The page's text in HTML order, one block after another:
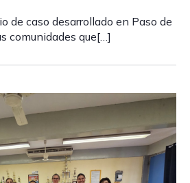
de caso desarrollado en Paso de
comunidades que[…]